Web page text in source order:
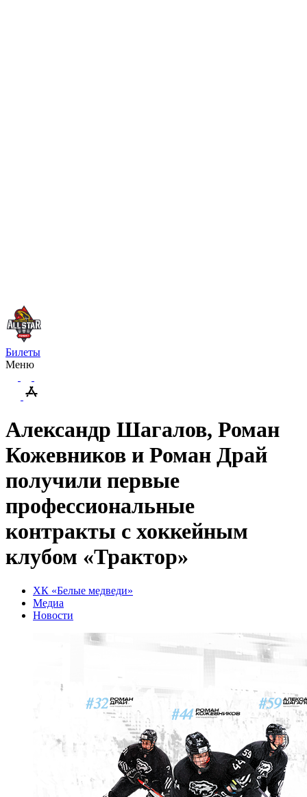
Билеты
Меню
Александр Шагалов, Роман
Кожевников и Роман Драй
получили первые
профессиональные
контракты с хоккейным
клубом «Трактор»
ХК «Белые медведи»
Медиа
Новости